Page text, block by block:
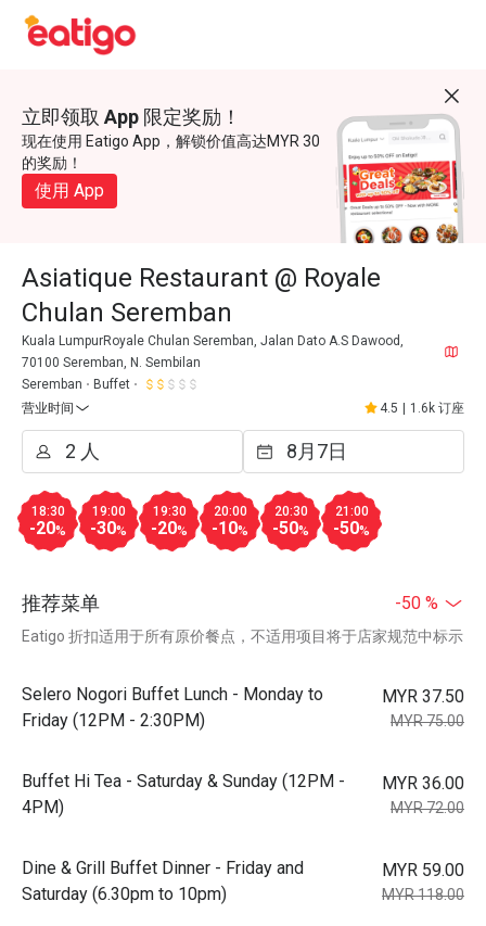
立即领取 App 限定奖励！
现在使用 Eatigo App，解锁价值高达MYR 30
的奖励！
使用 App
Asiatique Restaurant @ Royale
Chulan Seremban
Kuala LumpurRoyale Chulan Seremban, Jalan Dato A.S Dawood,
70100 Seremban, N. Sembilan
Seremban
Buffet
营业时间
4.5 1.6k 订座
18:30
-20%
19:00
-30%
19:30
-20%
20:00
-10%
20:30
-50%
21:00
-50%
推荐菜单 -50 %
Eatigo 折扣适用于所有原价餐点，不适用项目将于店家规范中标示
Selero Nogori Buffet Lunch - Monday to
Friday (12PM - 2:30PM)
MYR 37.50
MYR 75.00
Buffet Hi Tea - Saturday & Sunday (12PM -
4PM)
MYR 36.00
MYR 72.00
Dine & Grill Buffet Dinner - Friday and
Saturday (6.30pm to 10pm)
MYR 59.00
MYR 118.00